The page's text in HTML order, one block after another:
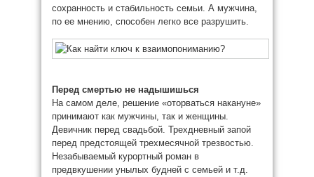
сохранность и стабильность семьи. А мужчина,
по ее мнению, способен легко все разрушить.
Перед смертью не надышишься
На самом деле, решение «оторваться накануне»
принимают как мужчины, так и женщины.
Девичник перед свадьбой. Трехдневный запой
перед предстоящей трехмесячной трезвостью.
Незабываемый курортный роман в
предвкушении унылых будней с семьей и т.д.